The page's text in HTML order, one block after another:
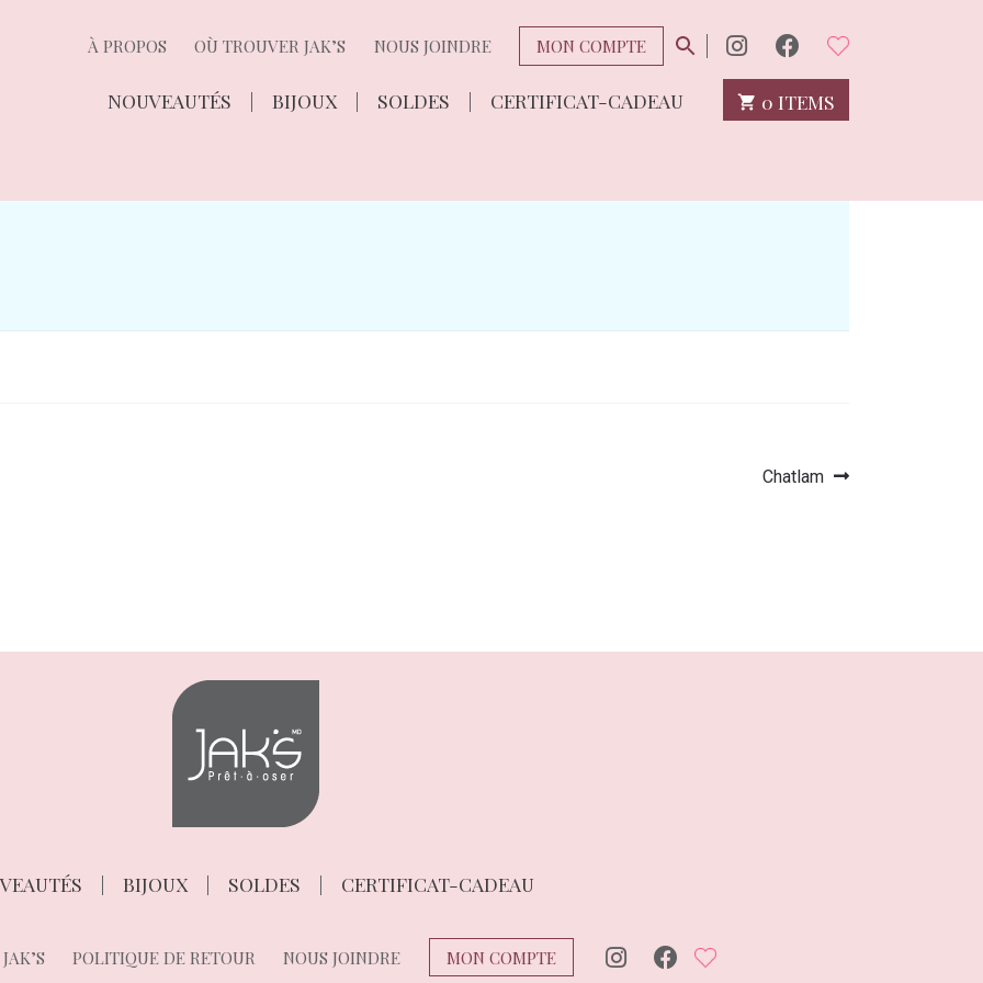
À PROPOS OÙ TROUVER JAK’S NOUS JOINDRE MON COMPTE
NOUVEAUTÉS BIJOUX SOLDES CERTIFICAT-CADEAU 0 ITEMS
Article
Chatlam
BIJOUX SOLDES CERTIFICAT-CADEAU
POLITIQUE DE RETOUR NOUS JOINDRE MON COMPTE